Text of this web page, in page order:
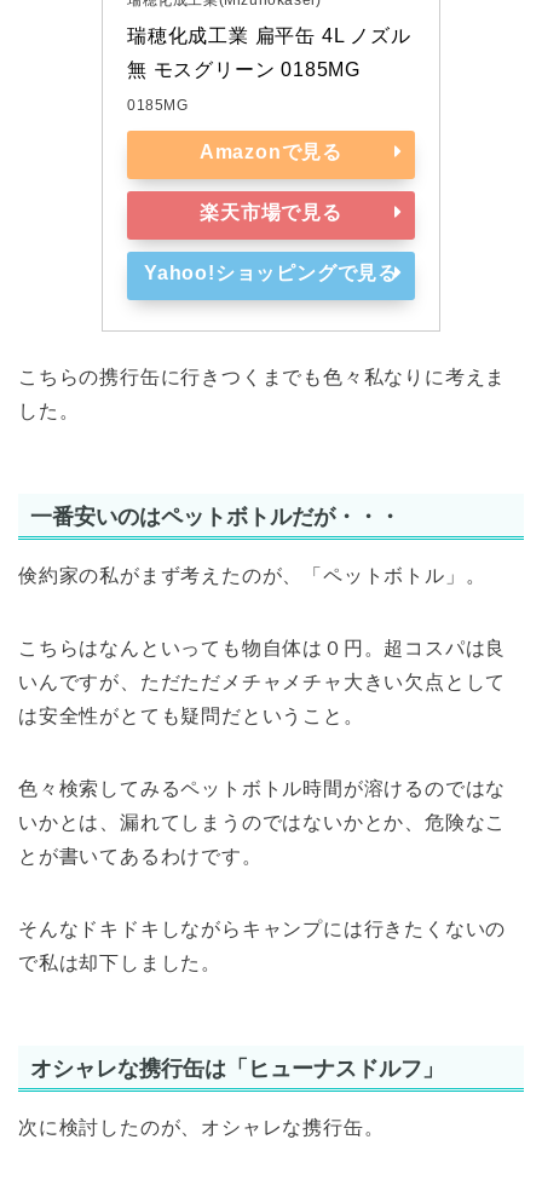
瑞穂化成工業 扁平缶 4L ノズル
無 モスグリーン 0185MG
0185MG
Amazonで見る
楽天市場で見る
Yahoo!ショッピングで見る
こちらの携行缶に行きつくまでも色々私なりに考えま
した。
一番安いのはペットボトルだが・・・
倹約家の私がまず考えたのが、「ペットボトル」。
こちらはなんといっても物自体は０円。超コスパは良
いんですが、ただただメチャメチャ大きい欠点として
は安全性がとても疑問だということ。
色々検索してみるペットボトル時間が溶けるのではな
いかとは、漏れてしまうのではないかとか、危険なこ
とが書いてあるわけです。
そんなドキドキしながらキャンプには行きたくないの
で私は却下しました。
オシャレな携行缶は「ヒューナスドルフ」
次に検討したのが、オシャレな携行缶。